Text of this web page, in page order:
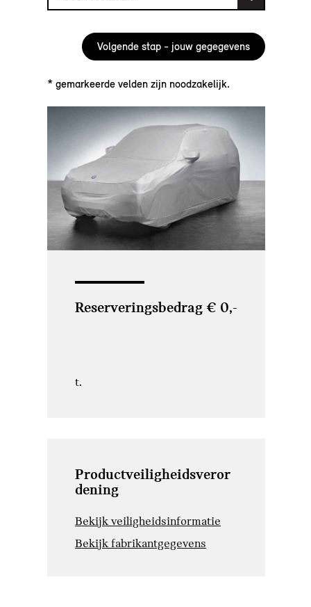
* gemarkeerde velden zijn noodzakelijk.
Reserveringsbedrag € 0,-
t.
Productveiligheidsveror
dening
Bekijk veiligheidsinformatie
Bekijk fabrikantgegevens